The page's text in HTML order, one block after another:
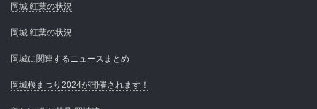
岡城 紅葉の状況
岡城 紅葉の状況
岡城に関連するニュースまとめ
岡城桜まつり2024が開催されます！